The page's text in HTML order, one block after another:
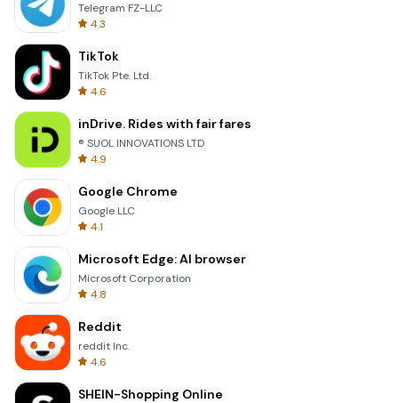
Telegram FZ-LLC
4.3
TikTok
TikTok Pte. Ltd.
4.6
inDrive. Rides with fair fares
® SUOL INNOVATIONS LTD
4.9
Google Chrome
Google LLC
4.1
Microsoft Edge: AI browser
Microsoft Corporation
4.8
Reddit
reddit Inc.
4.6
SHEIN-Shopping Online